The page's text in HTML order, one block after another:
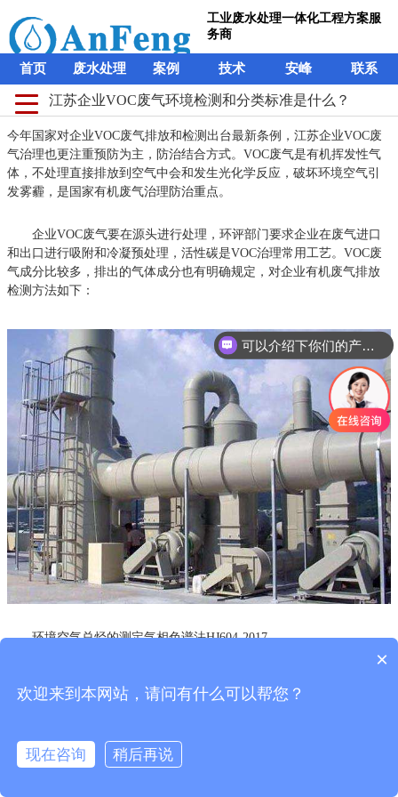
工业废水处理一体化工程方案服
务商
首页 废水处理 案例 技术 安峰 联系
江苏企业VOC废气环境检测和分类标准是什么？
今年国家对企业VOC废气排放和检测出台最新条例，江苏企业VOC废
气治理也更注重预防为主，防治结合方式。VOC废气是有机挥发性气
体，不处理直接排放到空气中会和发生光化学反应，破坏环境空气引
发雾霾，是国家有机废气治理防治重点。
企业VOC废气要在源头进行处理，环评部门要求企业在废气进口
和出口进行吸附和冷凝预处理，活性碳是VOC治理常用工艺。VOC废
气成分比较多，排出的气体成分也有明确规定，对企业有机废气排放
检测方法如下：
环境空气总烃的测定气相色谱法HJ604-2017
固定污染源排气中甲醇的测定气相色谱法HJ/T33-1999
可以介绍下你们的产品么？
×
欢迎来到本网站，请问有什么可以帮您？
现在咨询 稍后再说